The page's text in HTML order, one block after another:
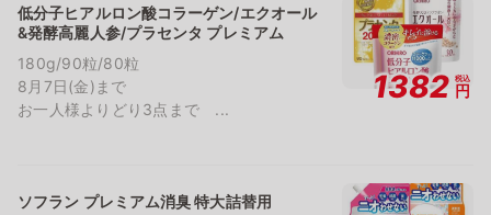
低分子ヒアルロン酸コラーゲン/エクオール
&発酵高麗人参/プラセンタ プレミアム
180g/90粒/80粒
8月7日(金)まで
お一人様よりどり3点まで ...
1382 税込
円
ソフラン プレミアム消臭 特大詰替用